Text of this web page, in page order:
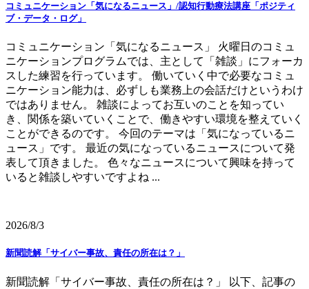
コミュニケーション「気になるニュース」/認知行動療法講座「ポジティ
ブ・データ・ログ」
コミュニケーション「気になるニュース」 火曜日のコミュ
ニケーションプログラムでは、主として「雑談」にフォーカ
スした練習を行っています。 働いていく中で必要なコミュ
ニケーション能力は、必ずしも業務上の会話だけというわけ
ではありません。 雑談によってお互いのことを知ってい
き、関係を築いていくことで、働きやすい環境を整えていく
ことができるのです。 今回のテーマは「気になっているニ
ュース」です。 最近の気になっているニュースについて発
表して頂きました。 色々なニュースについて興味を持って
いると雑談しやすいですよね ...
2026/8/3
新聞読解「サイバー事故、責任の所在は？」
新聞読解「サイバー事故、責任の所在は？」 以下、記事の